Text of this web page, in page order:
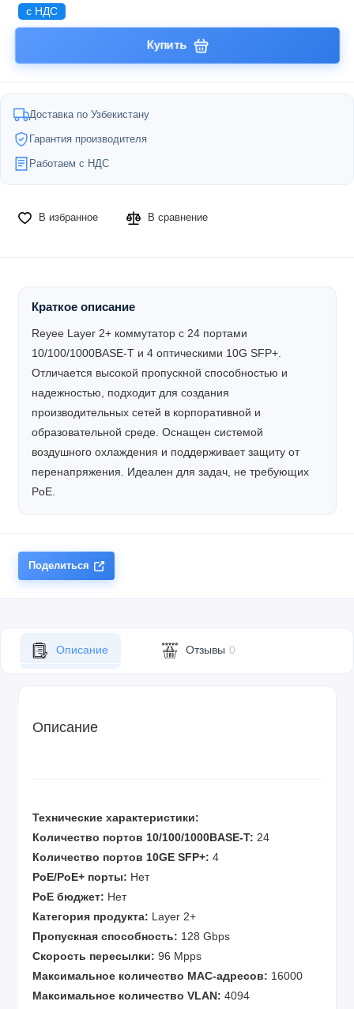
с НДС
Купить
Доставка по Узбекистану
Гарантия производителя
Работаем с НДС
В избранное В сравнение
Краткое описание
Reyee Layer 2+ коммутатор с 24 портами
10/100/1000BASE-T и 4 оптическими 10G SFP+.
Отличается высокой пропускной способностью и
надежностью, подходит для создания
производительных сетей в корпоративной и
образовательной среде. Оснащен системой
воздушного охлаждения и поддерживает защиту от
перенапряжения. Идеален для задач, не требующих
PoE.
Поделиться
Описание Отзывы 0
Описание
Технические характеристики:
Количество портов 10/100/1000BASE-T: 24
Количество портов 10GE SFP+: 4
PoE/PoE+ порты: Нет
PoE бюджет: Нет
Категория продукта: Layer 2+
Пропускная способность: 128 Gbps
Скорость пересылки: 96 Mpps
Максимальное количество MAC-адресов: 16000
Максимальное количество VLAN: 4094